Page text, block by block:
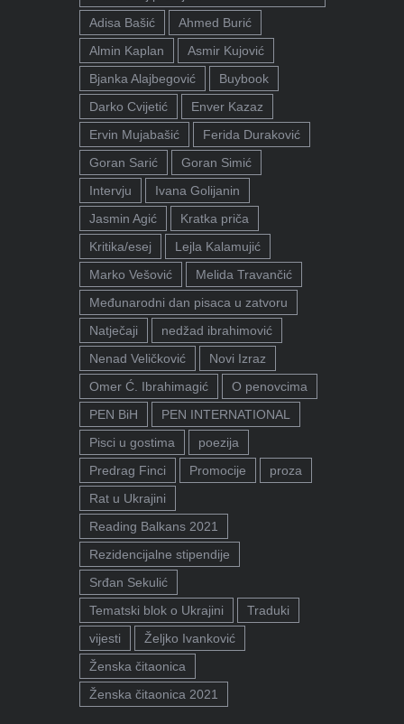
Adisa Bašić
Ahmed Burić
Almin Kaplan
Asmir Kujović
Bjanka Alajbegović
Buybook
Darko Cvijetić
Enver Kazaz
Ervin Mujabašić
Ferida Duraković
Goran Sarić
Goran Simić
Intervju
Ivana Golijanin
Jasmin Agić
Kratka priča
Kritika/esej
Lejla Kalamujić
Marko Vešović
Melida Travančić
Međunarodni dan pisaca u zatvoru
Natječaji
nedžad ibrahimović
Nenad Veličković
Novi Izraz
Omer Ć. Ibrahimagić
O penovcima
PEN BiH
PEN INTERNATIONAL
Pisci u gostima
poezija
Predrag Finci
Promocije
proza
Rat u Ukrajini
Reading Balkans 2021
Rezidencijalne stipendije
Srđan Sekulić
Tematski blok o Ukrajini
Traduki
vijesti
Željko Ivanković
Ženska čitaonica
Ženska čitaonica 2021